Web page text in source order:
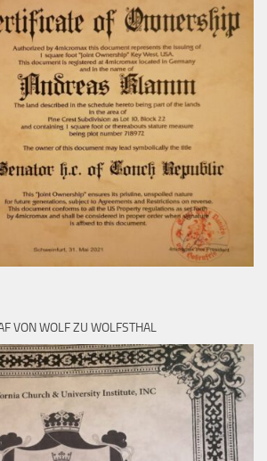
VON WOLF ZU WOLFSTHAL